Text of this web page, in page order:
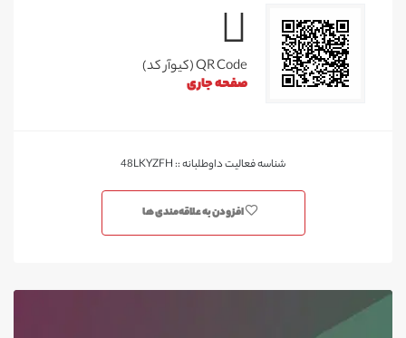
QR Code (کیوآر کد)
صفحه جاری
شناسه فعالیت داوطلبانه :: 48LKYZFH
افزودن به علاقه‌مندی ها